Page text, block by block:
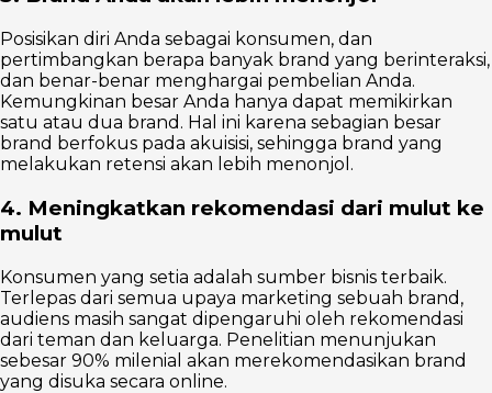
Posisikan diri Anda sebagai konsumen, dan
pertimbangkan berapa banyak brand yang berinteraksi,
dan benar-benar menghargai pembelian Anda.
Kemungkinan besar Anda hanya dapat memikirkan
satu atau dua brand. Hal ini karena sebagian besar
brand berfokus pada akuisisi, sehingga brand yang
melakukan retensi akan lebih menonjol.
4. Meningkatkan rekomendasi dari mulut ke
mulut
Konsumen yang setia adalah sumber bisnis terbaik.
Terlepas dari semua upaya marketing sebuah brand,
audiens masih sangat dipengaruhi oleh rekomendasi
dari teman dan keluarga. Penelitian menunjukan
sebesar 90% milenial akan merekomendasikan brand
yang disuka secara online.